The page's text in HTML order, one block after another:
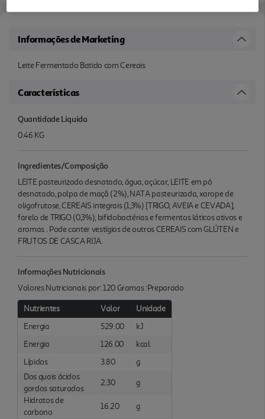
Informações de Marketing
Leite Fermentado Batido com Cereais
Características
Quantidade Liquida
0.46 KG
Ingredientes/Composição
LEITE pasteurizado desnatado, água, açúcar, LEITE em pó
desnatado, polpa de maçã (2%), NATA pasteurizada, xarope de
oligofrutose, CEREAIS integrais (1,3%) [TRIGO, AVEIA e CEVADA],
farelo de TRIGO (0,3%), bifidobactérias e fermentos láticos ativos e
aromas . Pode conter vestígios de outros CEREAIS com GLÚTEN e
FRUTOS DE CASCA RIJA.
Informações Nutricionais
Valores Nutricionais por: 120 Gramas :Preparado
Nutrientes Valor
Unidade
Energia
529.00
kJ
Energia
126.00
kcal
Lípidos
3.80
g
Dos quais ácidos
gordos saturados
2.30
g
Hidratos de
carbono
16.20 g